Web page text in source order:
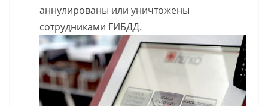
аннулированы или уничтожены
сотрудниками ГИБДД.